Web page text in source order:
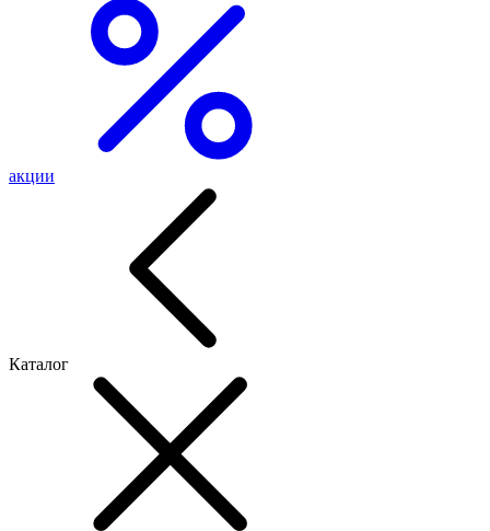
акции
Каталог